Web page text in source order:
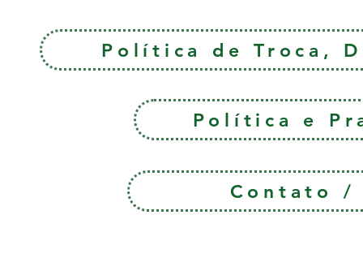
Política de Troca,
Política e
Contato /